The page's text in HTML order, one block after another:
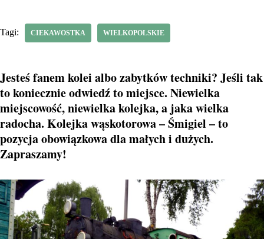
Tagi: CIEKAWOSTKA WIELKOPOLSKIE
Jesteś fanem kolei albo zabytków techniki? Jeśli tak
to koniecznie odwiedź to miejsce. Niewielka
miejscowość, niewielka kolejka, a jaka wielka
radocha. Kolejka wąskotorowa – Śmigiel – to
pozycja obowiązkowa dla małych i dużych.
Zapraszamy!